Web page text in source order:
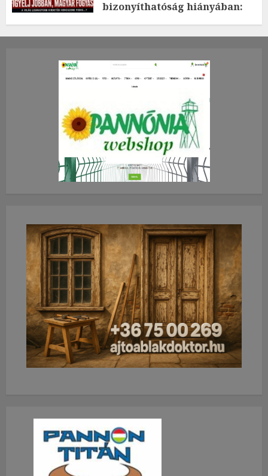
bizonyíthatóság hiányában:
2026.JÚLIUS.23. CSÜTÖRTÖK.
0